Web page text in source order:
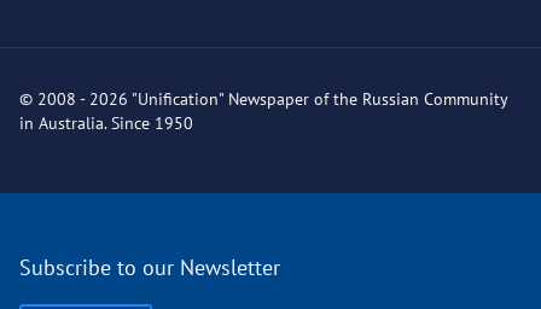
© 2008 - 2026 "Unification" Newspaper of the Russian Community
in Australia. Since 1950
Subscribe to our Newsletter